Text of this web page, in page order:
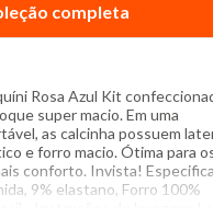
completa
Rosa Azul Kit
super macio. Em uma
as calcinha possuem
e forro macio. Ótima para
conforto. Invista!
9% elastano, Forro 100%
- Instruções de lavagem: